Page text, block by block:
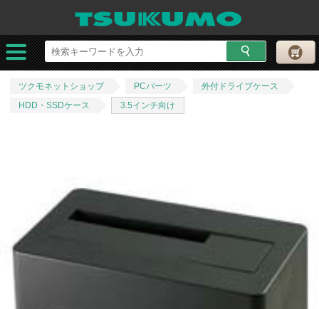
ツクモネットショップ PCパーツ
外付ドライブケース
HDD・SSDケース
3.5インチ向け